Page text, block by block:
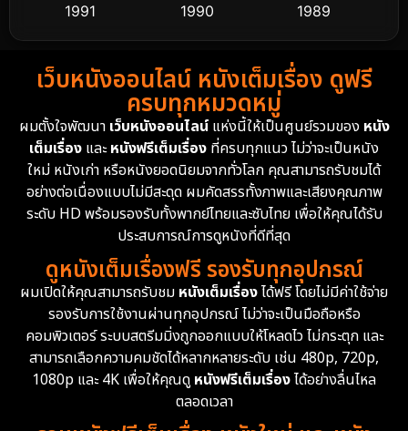
Detective สืบสวน
Detective สืบสวน
Disney+ 4
Documentary สารคดี 93
Drama ดราม่า
Dystopian 16
Emotional 61
Epic มหากาพย์ 213
1991
1990
1989
1988
1986
1985
1983
1982
1981
1974
1962
เว็บหนังออนไลน์ หนังเต็มเรื่อง ดูฟรี
ครบทุกหมวดหมู่
ผมตั้งใจพัฒนา เว็บหนังออนไลน์แห่งนี้ให้เป็นศูนย์รวมของ หนัง
เต็มเรื่อง และหนังฟรีเต็มเรื่อง ที่ครบทุกแนว ไม่ว่าจะเป็นหนัง
ใหม่ หนังเก่า หรือหนังยอดนิยมจากทั่วโลก คุณสามารถรับชมได้
อย่างต่อเนื่องแบบไม่มีสะดุด ผมคัดสรรทั้งภาพและเสียงคุณภาพ
ระดับ HD พร้อมรองรับทั้งพากย์ไทยและซับไทย เพื่อให้คุณได้รับ
ประสบการณ์การดูหนังที่ดีที่สุด
ดูหนังเต็มเรื่องฟรี รองรับทุกอุปกรณ์
ผมเปิดให้คุณสามารถรับชม หนังเต็มเรื่องได้ฟรี โดยไม่มีค่าใช้จ่าย
รองรับการใช้งานผ่านทุกอุปกรณ์ ไม่ว่าจะเป็นมือถือหรือ
คอมพิวเตอร์ ระบบสตรีมมิ่งถูกออกแบบให้โหลดไว ไม่กระตุก และ
สามารถเลือกความคมชัดได้หลากหลายระดับ เช่น 480p, 720p,
1080p และ 4K เพื่อให้คุณดูหนังฟรีเต็มเรื่องได้อย่างลื่นไหล
ตลอดเวลา